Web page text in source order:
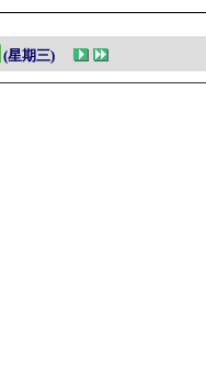
(星期三)